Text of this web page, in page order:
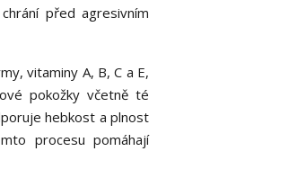
před agresivním
vitaminy A, B, C a E,
pokožky včetně té
hebkost a plnost
procesu pomáhají